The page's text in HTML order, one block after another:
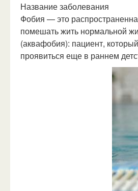
Название заболевания
Фобия — это
помешать жить нормальной
(аквафобия): пациент,
проявиться еще в раннем